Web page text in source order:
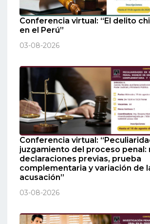
Conferencia virtual: “El delito
en el Perú”
03-08-2026
Conferencia virtual:
juzgamiento del proceso penal:
declaraciones previas, prueba
complementaria y variación de
acusación”
03-08-2026